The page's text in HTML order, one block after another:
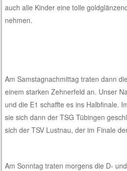
auch alle Kinder eine tolle
nehmen.
Am Samstagnachmittag traten dann
einem starken Zehnerfeld an. Unser
und die E1 schaffte es ins Halbfinale.
sie sich dann der TSG Tübingen
sich der TSV Lustnau, der im Finale
Am Sonntag traten morgens die D-